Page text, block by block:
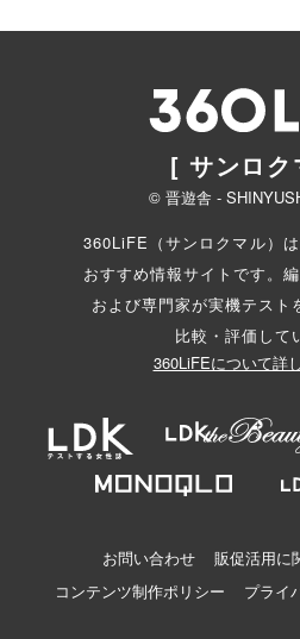
[ サンロク
© 晋遊舎 -
360LiFE（サンロクマル）
おすすめ情報サイトです。
および専門家が実機テスト
比較・評価して
360LiFEについて詳
お問い合わせ
販促活用に
コンテンツ制作ポリシー
プライ